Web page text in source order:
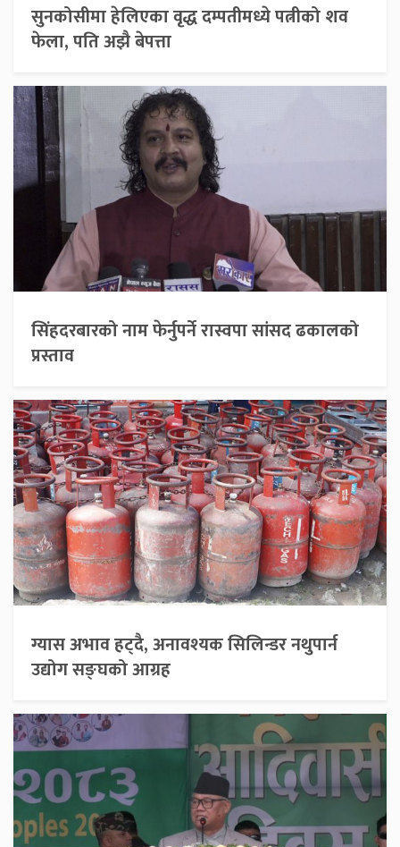
सुनकोसीमा हेलिएका वृद्ध दम्पतीमध्ये पत्नीको शव
फेला, पति अझै बेपत्ता
सिंहदरबारको नाम फेर्नुपर्ने रास्वपा सांसद ढकालको
प्रस्ताव
ग्यास अभाव हट्दै, अनावश्यक सिलिन्डर नथुपार्न
उद्योग सङ्घको आग्रह